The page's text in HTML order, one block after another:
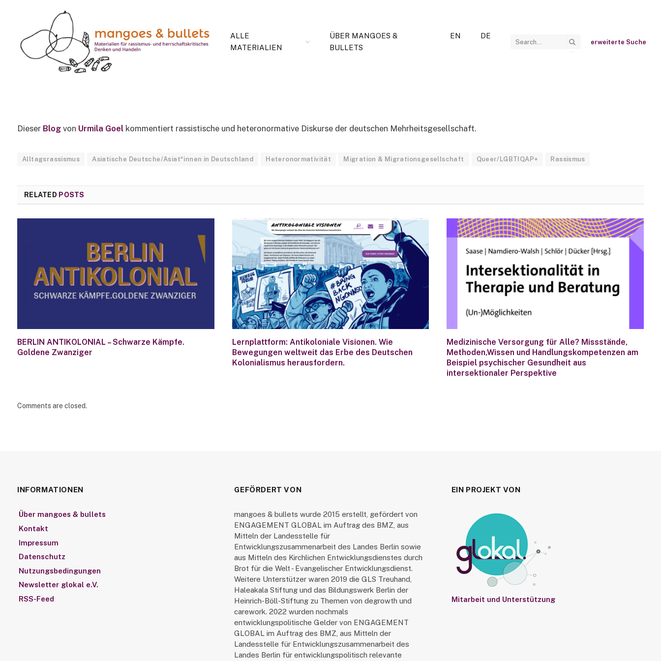
ALLE
MATERIALIEN
ÜBER MANGOES &
BULLETS
EN DE
erweiterte Suche
BLOGS
anders deutsch
Dieser Blog von Urmila Goel kommentiert rassistische und heteronormative Diskurse der deutschen Mehrheitsgesellschaft.
Alltagsrassismus Asiatische Deutsche/Asiat*innen in Deutschland Heteronormativität Migration & Migrationsgesellschaft Queer/LGBTIQAP+ Rassismus
RELATED POSTS
BERLIN ANTIKOLONIAL – Schwarze Kämpfe.
Goldene Zwanziger
Lernplattform: Antikoloniale Visionen. Wie
Bewegungen weltweit das Erbe des Deutschen
Kolonialismus herausfordern.
Medizinische Versorgung für Alle? Missstände,
Methoden,Wissen und Handlungskompetenzen am
Beispiel psychischer Gesundheit aus
intersektionaler Perspektive
Comments are closed.
INFORMATIONEN
Über mangoes & bullets
Kontakt
Impressum
Datenschutz
Nutzungsbedingungen
Newsletter glokal e.V.
RSS-Feed
GEFÖRDERT VON
mangoes & bullets wurde 2015 erstellt, gefördert von
ENGAGEMENT GLOBAL im Auftrag des BMZ, aus
Mitteln der Landesstelle für
Entwicklungszusammenarbeit des Landes Berlin sowie
aus Mitteln des Kirchlichen Entwicklungsdienstes durch
Brot für die Welt - Evangelischer Entwicklungsdienst.
Weitere Unterstützer waren 2019 die GLS Treuhand,
Haleakala Stiftung und das Bildungswerk Berlin der
Heinrich-Böll-Stiftung zu Themen von degrowth und
carework. 2022 wurden nochmals
entwicklungspolitische Gelder von ENGAGEMENT
GLOBAL im Auftrag des BMZ, aus Mitteln der
Landesstelle für Entwicklungszusammenarbeit des
Landes Berlin für entwicklungspolitisch relevante
EIN PROJEKT VON
Mitarbeit und Unterstützung